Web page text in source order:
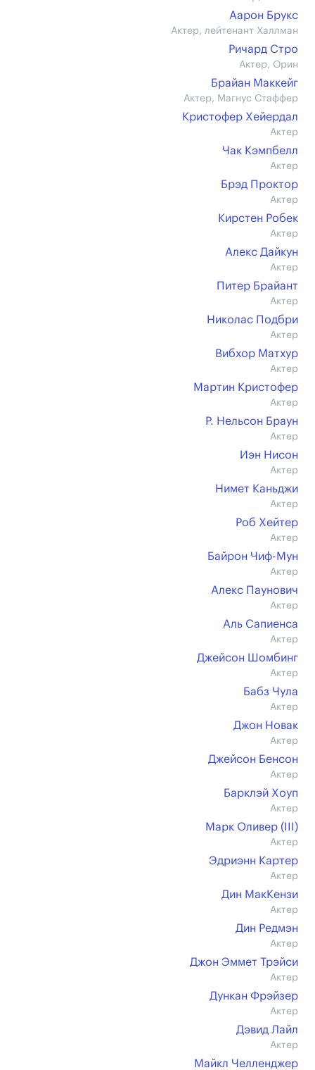
Аарон Брукс
Актер, лейтенант Халлман
Ричард Стро
Актер, Орин
Брайан Маккейг
Актер, Магнус Стаффер
Кристофер Хейердал
Актер
Чак Кэмпбелл
Актер
Брэд Проктор
Актер
Кирстен Робек
Актер
Алекс Дайкун
Актер
Питер Брайант
Актер
Николас Подбри
Актер
Вибхор Матхур
Актер
Мартин Кристофер
Актер
Р. Нельсон Браун
Актер
Иэн Нисон
Актер
Нимет Каньджи
Актер
Роб Хейтер
Актер
Байрон Чиф-Мун
Актер
Алекс Паунович
Актер
Аль Сапиенса
Актер
Джейсон Шомбинг
Актер
Бабз Чула
Актер
Джон Новак
Актер
Джейсон Бенсон
Актер
Барклэй Хоуп
Актер
Марк Оливер (III)
Актер
Эдриэнн Картер
Актер
Дин МакКензи
Актер
Дин Редмэн
Актер
Джон Эммет Трэйси
Актер
Дункан Фрэйзер
Актер
Дэвид Лайл
Актер
Майкл Челленджер